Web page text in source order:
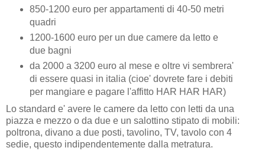
850-1200 euro per appartamenti di 40-50 metri
quadri
1200-1600 euro per un due camere da letto e
due bagni
da 2000 a 3200 euro al mese e oltre vi sembrera'
di essere quasi in italia (cioe' dovrete fare i debiti
per mangiare e pagare l'affitto HAR HAR HAR)
Lo standard e' avere le camere da letto con letti da una
piazza e mezzo o da due e un salottino stipato di mobili:
poltrona, divano a due posti, tavolino, TV, tavolo con 4
sedie, questo indipendentemente dalla metratura.